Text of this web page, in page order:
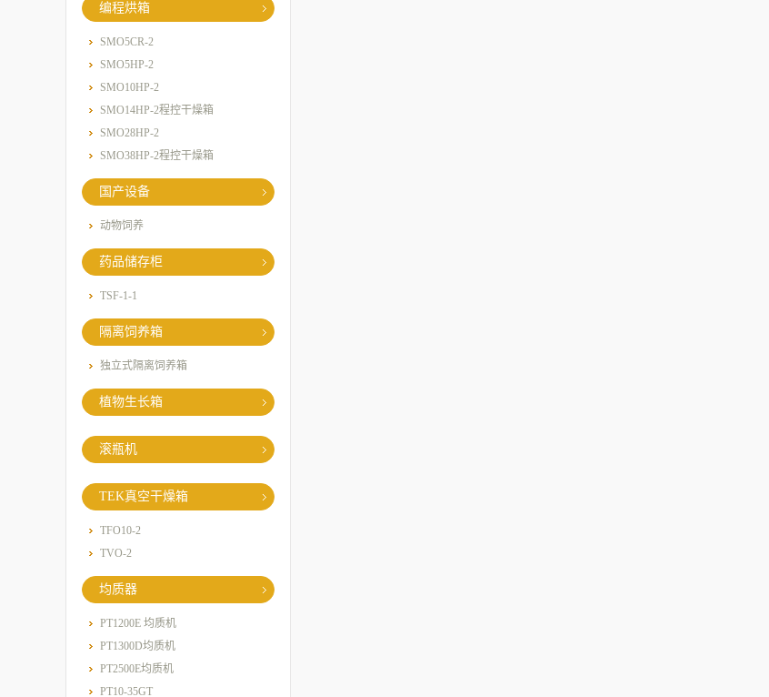
编程烘箱
SMO5CR-2
SMO5HP-2
SMO10HP-2
SMO14HP-2程控干燥箱
SMO28HP-2
SMO38HP-2程控干燥箱
国产设备
动物饲养
药品储存柜
TSF-1-1
隔离饲养箱
独立式隔离饲养箱
植物生长箱
滚瓶机
TEK真空干燥箱
TFO10-2
TVO-2
均质器
PT1200E 均质机
PT1300D均质机
PT2500E均质机
PT10-35GT